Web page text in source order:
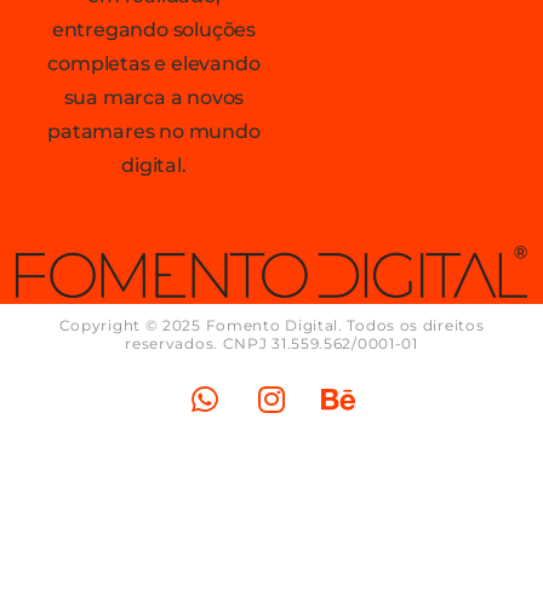
entregando soluções
completas e elevando
sua marca a novos
patamares no mundo
digital.
Copyright © 2025 Fomento Digital. Todos os direitos
reservados. CNPJ 31.559.562/0001-01